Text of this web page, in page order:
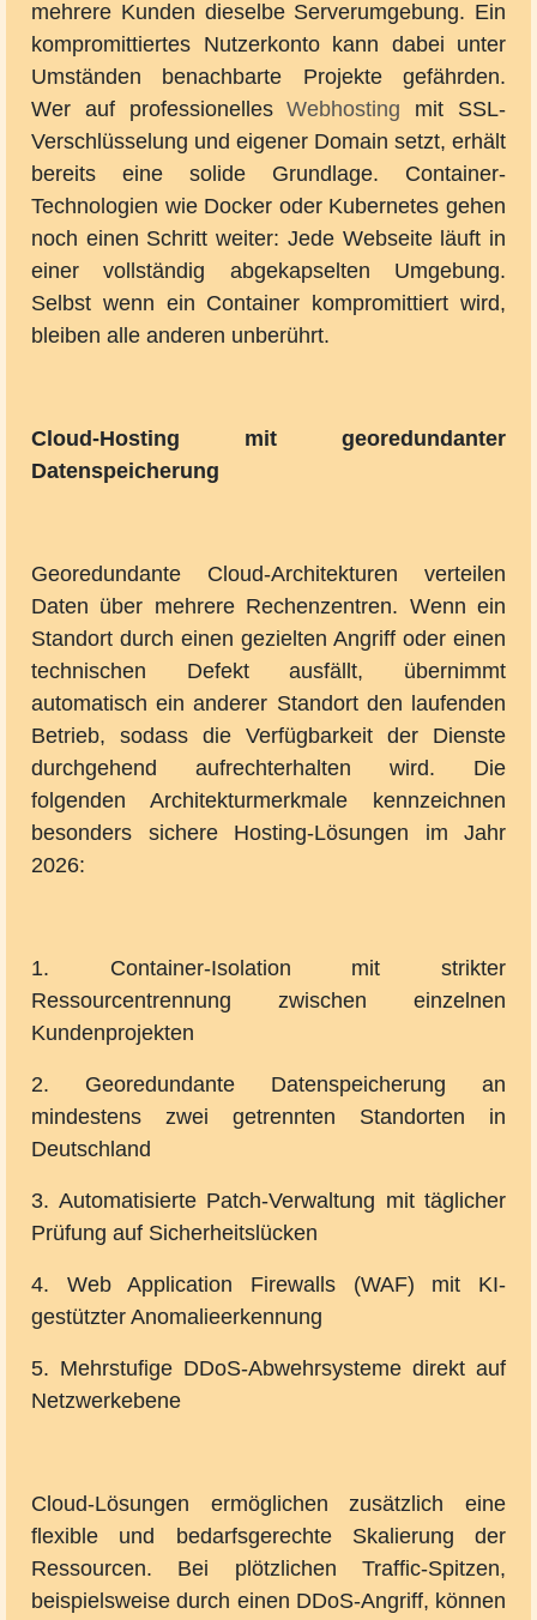
mehrere Kunden dieselbe Serverumgebung. Ein
kompromittiertes Nutzerkonto kann dabei unter
Umständen benachbarte Projekte gefährden.
Wer auf professionellesWebhosting mit SSL-
Verschlüsselung und eigener Domain setzt, erhält
bereits eine solide Grundlage. Container-
Technologien wie Docker oder Kubernetes gehen
noch einen Schritt weiter: Jede Webseite läuft in
einer vollständig abgekapselten Umgebung.
Selbst wenn ein Container kompromittiert wird,
bleiben alle anderen unberührt.
Cloud-Hosting mit georedundanter
Datenspeicherung
Georedundante Cloud-Architekturen verteilen
Daten über mehrere Rechenzentren. Wenn ein
Standort durch einen gezielten Angriff oder einen
technischen Defekt ausfällt, übernimmt
automatisch ein anderer Standort den laufenden
Betrieb, sodass die Verfügbarkeit der Dienste
durchgehend aufrechterhalten wird. Die
folgenden Architekturmerkmale kennzeichnen
besonders sichere Hosting-Lösungen im Jahr
2026:
1. Container-Isolation mit strikter
Ressourcentrennung zwischen einzelnen
Kundenprojekten
2. Georedundante Datenspeicherung an
mindestens zwei getrennten Standorten in
Deutschland
3. Automatisierte Patch-Verwaltung mit täglicher
Prüfung auf Sicherheitslücken
4. Web Application Firewalls (WAF) mit KI-
gestützter Anomalieerkennung
5. Mehrstufige DDoS-Abwehrsysteme direkt auf
Netzwerkebene
Cloud-Lösungen ermöglichen zusätzlich eine
flexible und bedarfsgerechte Skalierung der
Ressourcen. Bei plötzlichen Traffic-Spitzen,
beispielsweise durch einen DDoS-Angriff, können